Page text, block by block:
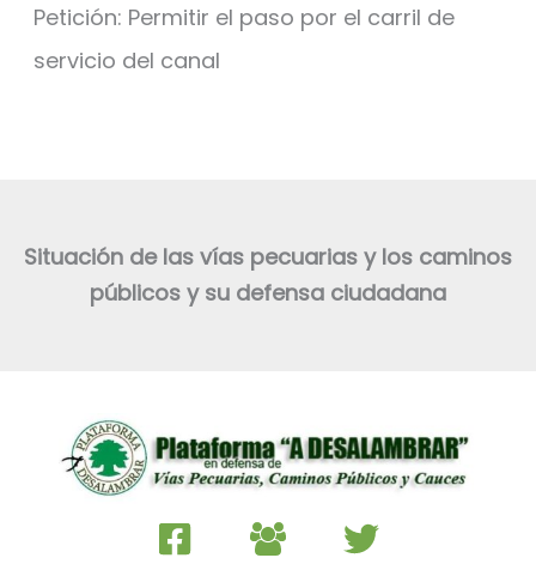
Petición: Permitir el paso por el carril de
servicio del canal
Situación de las vías pecuarias y los caminos
públicos y su defensa ciudadana